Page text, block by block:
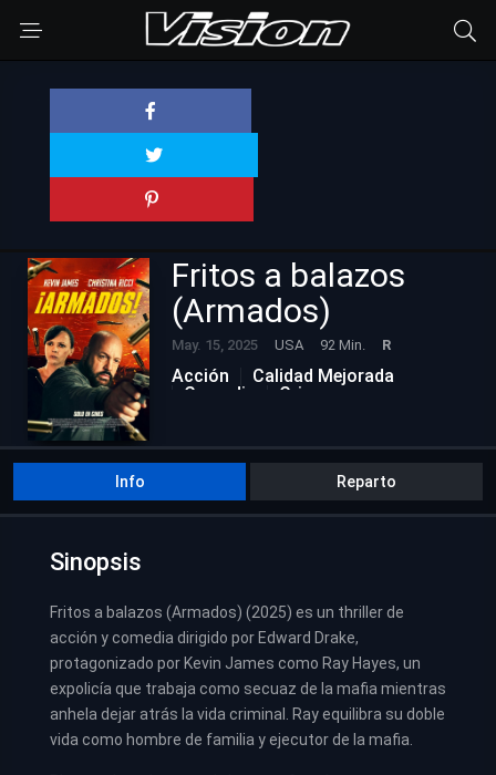
Fritos a balazos
(Armados)
May. 15, 2025 USA 92 Min. R
Acción
Calidad Mejorada
Comedia
Crimen
Info Reparto
Sinopsis
Fritos a balazos (Armados) (2025) es un thriller de
acción y comedia dirigido por Edward Drake,
protagonizado por Kevin James como Ray Hayes, un
expolicía que trabaja como secuaz de la mafia mientras
anhela dejar atrás la vida criminal. Ray equilibra su doble
vida como hombre de familia y ejecutor de la mafia.